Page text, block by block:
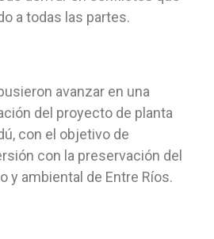
a todas las partes.
avanzar en una
del proyecto de planta
con el objetivo de
con la preservación del
y ambiental de Entre Ríos.